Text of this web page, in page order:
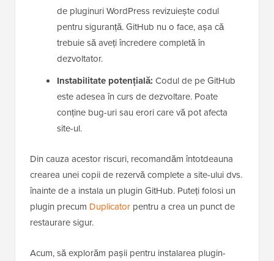
de pluginuri WordPress revizuiește codul
pentru siguranță. GitHub nu o face, așa că
trebuie să aveți încredere completă în
dezvoltator.
Instabilitate potențială: Codul de pe GitHub
este adesea în curs de dezvoltare. Poate
conține bug-uri sau erori care vă pot afecta
site-ul.
Din cauza acestor riscuri, recomandăm întotdeauna
crearea unei copii de rezervă complete a site-ului dvs.
înainte de a instala un plugin GitHub. Puteți folosi un
plugin precum Duplicator pentru a crea un punct de
restaurare sigur.
Acum, să explorăm pașii pentru instalarea plugin-